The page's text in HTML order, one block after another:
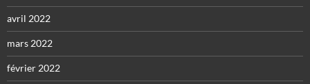
avril 2022
mars 2022
février 2022